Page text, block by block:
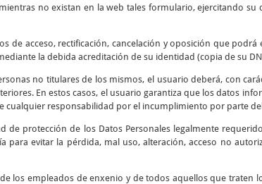
no existan en la web tales formulario, ejercitando su
de acceso, rectificación, cancelación y oposición que
la debida acreditación de su identidad (copia de su
no titulares de los mismos, el usuario deberá, con
En estos casos, el usuario garantiza que los datos
cualquier responsabilidad por el incumplimiento por parte
de protección de los Datos Personales legalmente
para evitar la pérdida, mal uso, alteración, acceso no
los empleados de enxenio y de todos aquellos que traten